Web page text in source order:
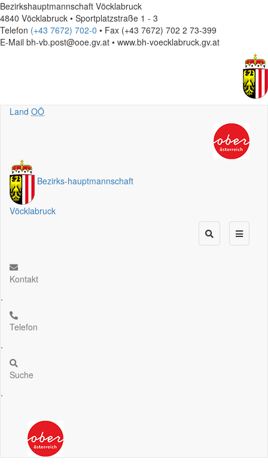
Bezirkshauptmannschaft Vöcklabruck
4840 Vöcklabruck • Sportplatzstraße 1 - 3
Telefon (+43 7672) 702-0 • Fax (+43 7672) 702 2 73-399
E-Mail bh-vb.post@ooe.gv.at • www.bh-voecklabruck.gv.at
Land OÖ
Bezirks-hauptmannschaft
Vöcklabruck
Kontakt
.
Telefon
.
Suche
.